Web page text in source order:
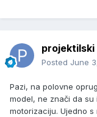
projektilski
Posted June
Pazi, na polovne
model, ne znači da
motorizaciju. Ujedno